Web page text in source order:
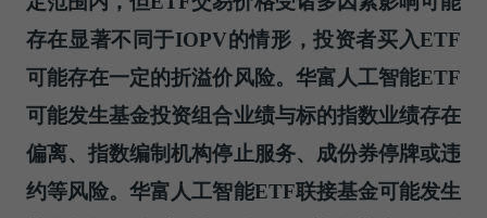
存在显著不同于IOPV的情形，投资者买入ETF
可能存在一定的折溢价风险。华富人工智能ETF
可能发生基金投资组合业绩与标的指数业绩存在
偏离、指数编制机构停止服务、成份券停牌或违
约等风险。华富人工智能ETF联接基金可能发生